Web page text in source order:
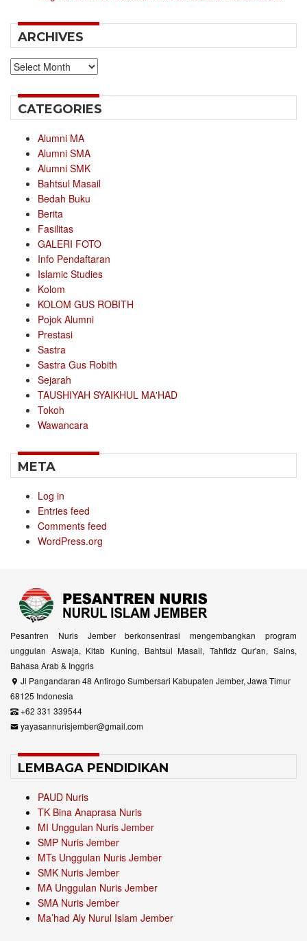
ARCHIVES
Archives
CATEGORIES
Alumni MA
Alumni SMA
Alumni SMK
Bahtsul Masail
Bedah Buku
Berita
Fasilitas
GALERI FOTO
Info Pendaftaran
Islamic Studies
Kolom
KOLOM GUS ROBITH
Pojok Alumni
Prestasi
Sastra
Sastra Gus Robith
Sejarah
TAUSHIYAH SYAIKHUL MA'HAD
Tokoh
Wawancara
META
Log in
Entries feed
Comments feed
WordPress.org
Pesantren Nuris Jember berkonsentrasi mengembangkan program
unggulan Aswaja, Kitab Kuning, Bahtsul Masail, Tahfidz Qur'an, Sains,
Bahasa Arab & Inggris
Jl Pangandaran 48 Antirogo Sumbersari Kabupaten Jember, Jawa Timur
68125 Indonesia
+62 331 339544
yayasannurisjember@gmail.com
LEMBAGA PENDIDIKAN
PAUD Nuris
TK Bina Anaprasa Nuris
MI Unggulan Nuris Jember
SMP Nuris Jember
MTs Unggulan Nuris Jember
SMK Nuris Jember
MA Unggulan Nuris Jember
SMA Nuris Jember
Ma’had Aly Nurul Islam Jember